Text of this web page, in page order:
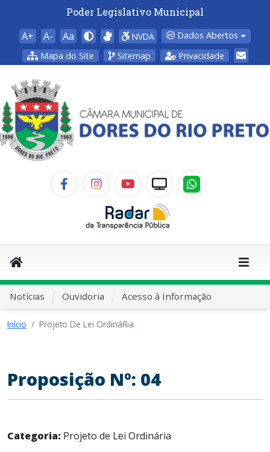
Poder Legislativo Municipal
A+ A- Aa NVDA
Dados Abertos
Mapa do Site
Sitemap Privacidade
Notícias Ouvidoria Acesso à Informação
Início Projeto De Lei OrdináRia
Proposição Nº: 04
Categoria: Projeto de Lei Ordinária